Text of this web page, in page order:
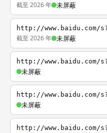
截至 2026 年 未屏蔽
http://www.baidu.com/
截至 2026 年 未屏蔽
http://www.baidu.com/
未屏蔽
http://www.baidu.com/
未屏蔽
http://www.baidu.com/